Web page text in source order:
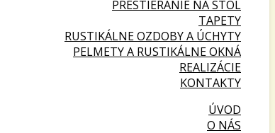
PRESTIERANIE NA STÔL
TAPETY
RUSTIKÁLNE OZDOBY A ÚCHYTY
PELMETY A RUSTIKÁLNE OKNÁ
REALIZÁCIE
KONTAKTY
ÚVOD
O NÁS